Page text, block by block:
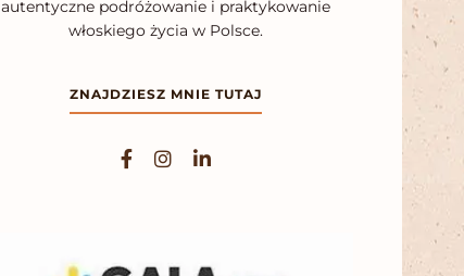
autentyczne podróżowanie i praktykowanie
włoskiego życia w Polsce.
ZNAJDZIESZ MNIE TUTAJ